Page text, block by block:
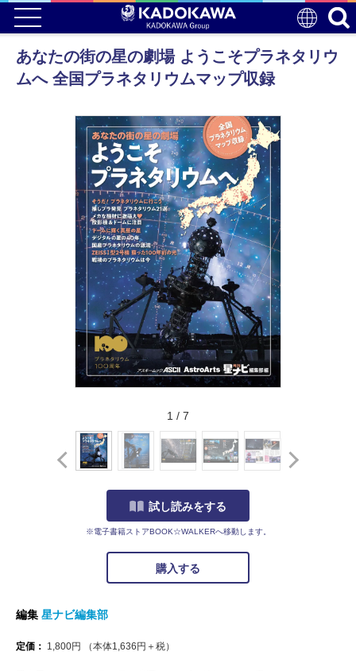
あなたの街の星の劇場 ようこそプラネタリウ
ムへ 全国プラネタリウムマップ収録
1 / 7
試し読みをする
※電子書籍ストアBOOK☆WALKERへ移動します。
購入する
編集 星ナビ編集部
定価： 1,800円 （本体1,636 円＋税）